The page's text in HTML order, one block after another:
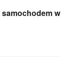
w